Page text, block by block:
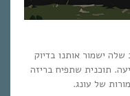
ישמור אותנו בדיוק
תוכנית שתפיח בריזה
של עונג.